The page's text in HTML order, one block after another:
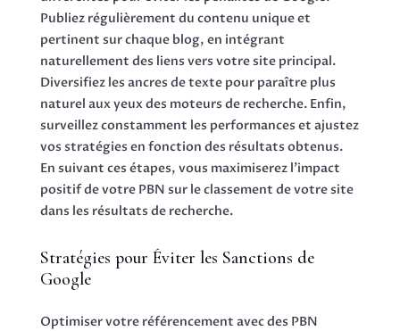
Publiez régulièrement du contenu unique et
pertinent sur chaque blog, en intégrant
naturellement des liens vers votre site principal.
Diversifiez les ancres de texte pour paraître plus
naturel aux yeux des moteurs de recherche. Enfin,
surveillez constamment les performances et ajustez
vos stratégies en fonction des résultats obtenus.
En suivant ces étapes, vous maximiserez l’impact
positif de votre PBN sur le classement de votre site
dans les résultats de recherche.
Stratégies pour Éviter les Sanctions de
Google
Optimiser votre référencement avec des PBN